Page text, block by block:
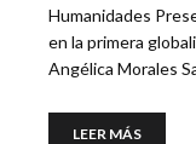
Humanidades
en la primera
Angélica Morales
LEER MÁS